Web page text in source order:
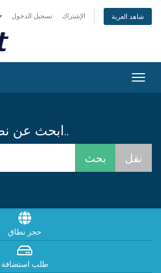
تسجيل الدخول الإشتراك شاهد العربة
تبديل
التنقل
ابحث عن نطاق..
حجز نطاق
طلب استضافة